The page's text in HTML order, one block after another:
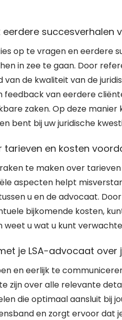
succesverhalen
op te vragen en eerdere
in zee te gaan. Door
de kwaliteit van de
feedback van eerdere
zaken. Op deze
bent bij uw juridische
tarieven en kosten
te maken over
aspecten helpt
u en de advocaat.
bijkomende kosten,
weet u wat u kunt
je LSA-advocaat over
en eerlijk te
zijn over alle relevante
die optimaal aansluit bij
en zorgt ervoor dat